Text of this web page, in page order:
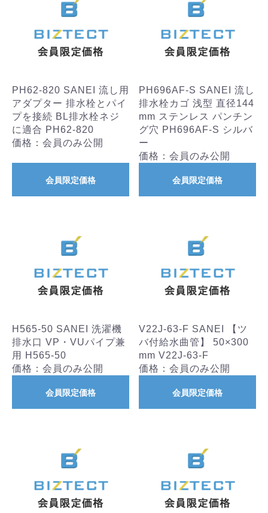
PH62-820 SANEI 流し用
アダプター 排水栓とパイ
プを接続 BL排水栓ネジ
に適合 PH62-820
価格：会員のみ公開
会員限定価格
PH696AF-S SANEI 流し
排水栓カゴ 浅型 直径144
mm ステンレス パンチン
グ穴 PH696AF-S シルバ
ー
価格：会員のみ公開
会員限定価格
H565-50 SANEI 洗濯機
排水口 VP・VUパイプ兼
用 H565-50
価格：会員のみ公開
会員限定価格
V22J-63-F SANEI 【ツ
バ付給水曲管】 50×300
mm V22J-63-F
価格：会員のみ公開
会員限定価格